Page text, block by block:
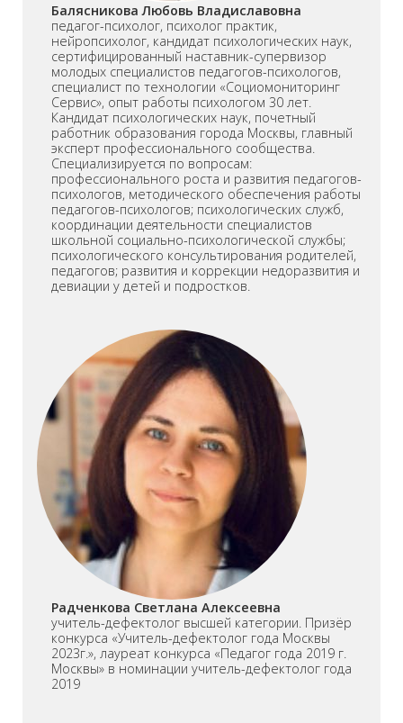
Балясникова Любовь Владиславовна
педагог-психолог, психолог практик,
нейропсихолог, кандидат психологических наук,
сертифицированный наставник-супервизор
молодых специалистов педагогов-психологов,
специалист по технологии «Социомониторинг
Сервис», опыт работы психологом 30 лет.
Кандидат психологических наук, почетный
работник образования города Москвы, главный
эксперт профессионального сообщества.
Специализируется по вопросам:
профессионального роста и развития педагогов-
психологов, методического обеспечения работы
педагогов-психологов; психологических служб,
координации деятельности специалистов
школьной социально-психологической службы;
психологического консультирования родителей,
педагогов; развития и коррекции недоразвития и
девиации у детей и подростков.
Радченкова Светлана Алексеевна
учитель-дефектолог высшей категории. Призёр
конкурса «Учитель-дефектолог года Москвы
2023г.», лауреат конкурса «Педагог года 2019 г.
Москвы» в номинации учитель-дефектолог года
2019